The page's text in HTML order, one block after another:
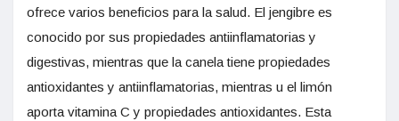
ofrece varios beneficios para la salud. El jengibre es
conocido por sus propiedades antiinflamatorias y
digestivas, mientras que la canela tiene propiedades
antioxidantes y antiinflamatorias, mientras u el limón
aporta vitamina C y propiedades antioxidantes. Esta